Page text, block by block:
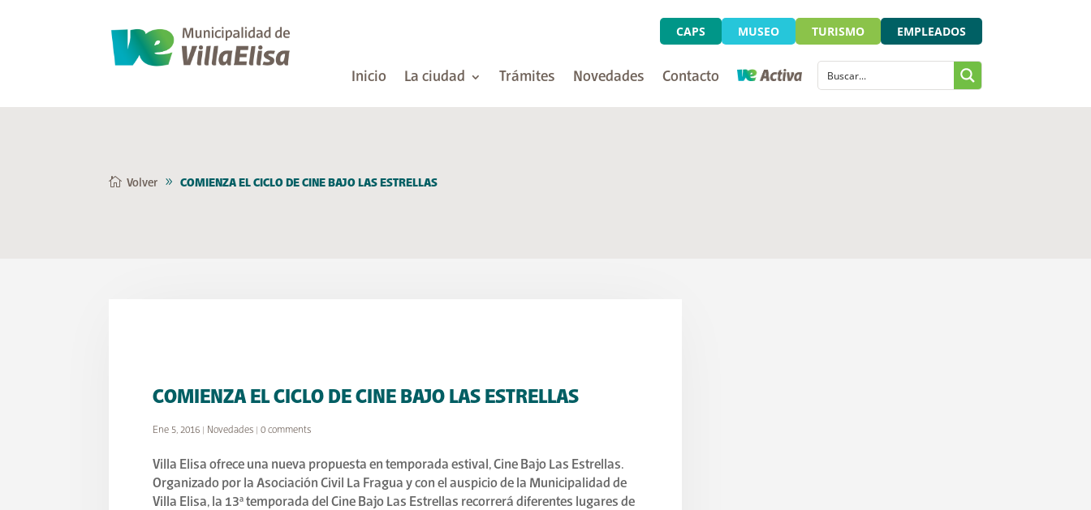
CAPS MUSEO TURISMO EMPLEADOS
Inicio La ciudad Trámites Novedades Contacto
Volver COMIENZA EL CICLO DE CINE BAJO LAS ESTRELLAS
COMIENZA EL CICLO DE CINE BAJO LAS ESTRELLAS
Ene 5, 2016 | Novedades |0 comments
Villa Elisa ofrece una nueva propuesta en temporada estival, Cine Bajo Las Estrellas.
Organizado por la Asociación Civil La Fragua y con el auspicio de la Municipalidad de
Villa Elisa, la 13ª temporada del Cine Bajo Las Estrellas recorrerá diferentes lugares de